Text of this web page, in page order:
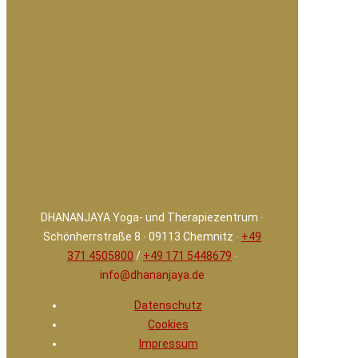
DHANANJAYA Yoga- und Therapiezentrum ∙
Schönherrstraße 8 ∙ 09113 Chemnitz ∙ +49
371 4505800 / +49 171 5448679 ∙
info@dhananjaya.de
Datenschutz
Cookies
Impressum